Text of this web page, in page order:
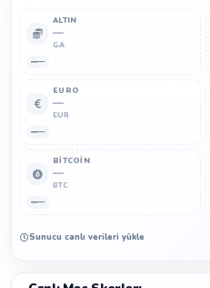
ALTIN
—
GA
—
EURO
—
EUR
—
BITCOIN
—
BTC
—
Sunucu canlı verileri yükleyemedi.